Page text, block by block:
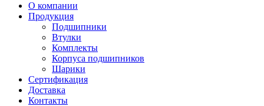
О компании
Продукция
Подшипники
Втулки
Комплекты
Корпуса подшипников
Шарики
Сертификация
Доставка
Контакты